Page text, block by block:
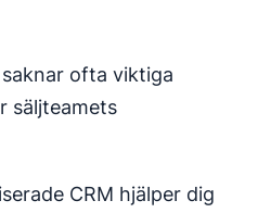
ofta viktiga
säljteamets
CRM hjälper dig